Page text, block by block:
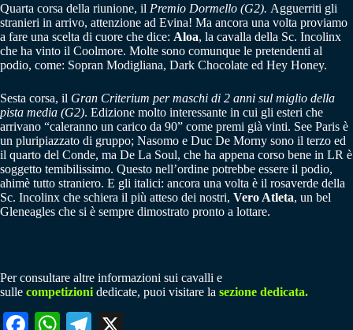
Quarta corsa della riunione, il Premio Dormello (G2). Agguerriti gli
stranieri in arrivo, attenzione ad Evina! Ma ancora una volta proviamo
a fare una scelta di cuore che dice: Aloa, la cavalla della Sc. Incolinx
che ha vinto il Coolmore. Molte sono comunque le pretendenti al
podio, come: Sopran Modigliana, Dark Chocolate ed Hey Honey.
Sesta corsa, il Gran Criterium per maschi di 2 anni sul miglio della
pista media (G2). Edizione molto interessante in cui gli esteri che
arrivano “caleranno un carico da 90” come premi già vinti. See Paris è
un pluripiazzato di gruppo; Nasomo e Duc De Morny sono il terzo ed
il quarto del Conde, ma De La Soul, che ha appena corso bene in LR è
soggetto temibilissimo. Questo nell’ordine potrebbe essere il podio,
ahimè tutto straniero. E gli italici: ancora una volta è il rosaverde della
Sc. Incolinx che schiera il più atteso dei nostri, Vero Atleta, un bel
Gleneagles che si è sempre dimostrato pronto a lottare.
Per consultare altre informazioni sui cavalli e
sulle competizioni dedicate, puoi visitare la sezione dedicata.